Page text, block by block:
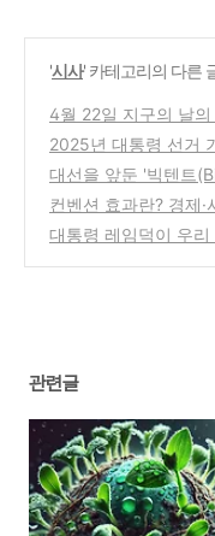
'시사' 카테고리의 다른
4월 22일 지구의 날의
상 속 친환경 실천 가
2025년 대통령 선거
지 핵심 포인트 완벽
대선을 앞둔 '빅텐트
국 정치판에서 무슨
컨벤션 효과란? 경제·
파급력과 대한민국 사
대통령 레임덕이 우리
관련글